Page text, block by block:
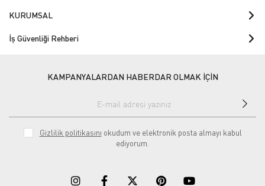
KURUMSAL
İş Güvenliği Rehberi
KAMPANYALARDAN HABERDAR OLMAK İÇİN
Gizlilik politikasını okudum ve elektronik posta almayı kabul
ediyorum.